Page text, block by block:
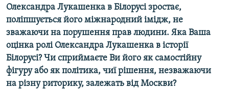
Олександра Лукашенка в Білорусі зростає,
поліпшується його міжнародний імідж, не
зважаючи на порушення прав людини. Яка Ваша
оцінка ролі Олександра Лукашенка в історії
Білорусі? Чи сприймаєте Ви його як самостійну
фігуру або як політика, чиї рішення, незважаючи
на різну риторику, залежать від Москви?